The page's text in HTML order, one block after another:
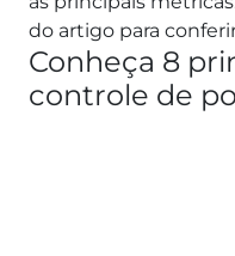
do artigo para
Conheça 8
controle de